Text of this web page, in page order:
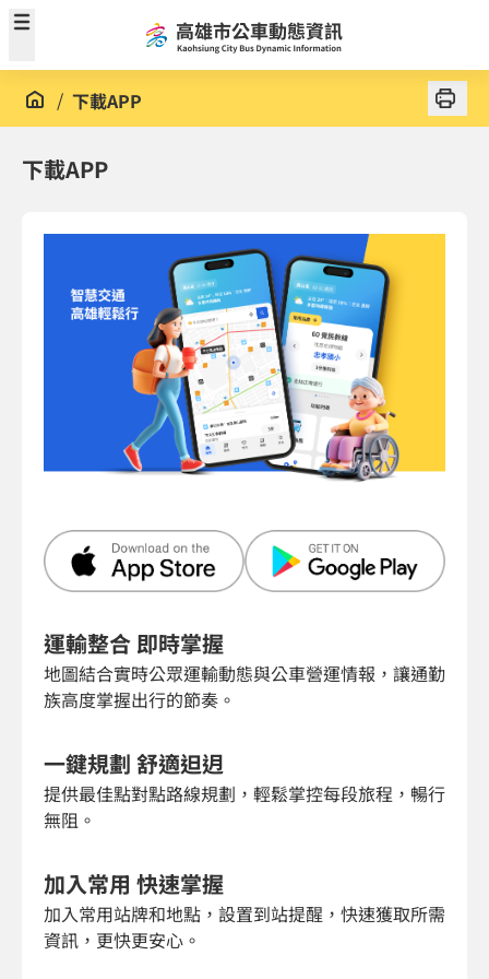
跳到主要內容區塊
/ 下載APP
下載APP
運輸整合 即時掌握
地圖結合實時公眾運輸動態與公車營運情報，讓通勤
族高度掌握出行的節奏。
一鍵規劃 舒適𨑨迌
提供最佳點對點路線規劃，輕鬆掌控每段旅程，暢行
無阻。
加入常用 快速掌握
加入常用站牌和地點，設置到站提醒，快速獲取所需
資訊，更快更安心。